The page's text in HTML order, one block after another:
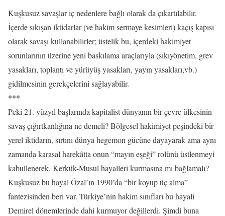
Kuşkusuz savaşlar iç nedenlere bağlı olarak da çıkartılabilir.
İçerde sıkışan iktidarlar (ve hakim sermaye kesimleri) kaçış kapısı
olarak savaşı kullanabilirler; üstelik bu, içerdeki hakimiyet
sorunlarının üzerine yeni baskılama araçlarıyla (sıkıyönetim, grev
yasakları, toplantı ve yürüyüş yasakları, yayın yasakları,vb.)
gidilmesinin gerekçelerini sağlayabilir.
***
Peki 21. yüzyıl başlarında kapitalist dünyanın bir çevre ülkesinin
savaş çığırtkanlığına ne demeli? Bölgesel hakimiyet peşindeki bir
yerel iktidarın, sırtını dünya hegemon gücüne dayayarak ama aynı
zamanda karasal harekâtta onun “mayın eşeği” rolünü üstlenmeyi
kabullenerek, Kerkük-Musul hayalleri kurmasına mı bağlamalı?
Kuşkusuz bu hayal Özal’ın 1990’da “bir koyup üç alma”
fantezisinden beri var. Türkiye’nin hakim sınıfları bu hayali
Demirel dönemlerinde dahi kurmuyor değillerdi. Şimdi buna